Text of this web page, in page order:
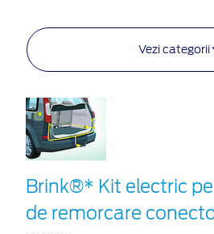
Vezi categorii
Brink®* Kit electric
de remorcare